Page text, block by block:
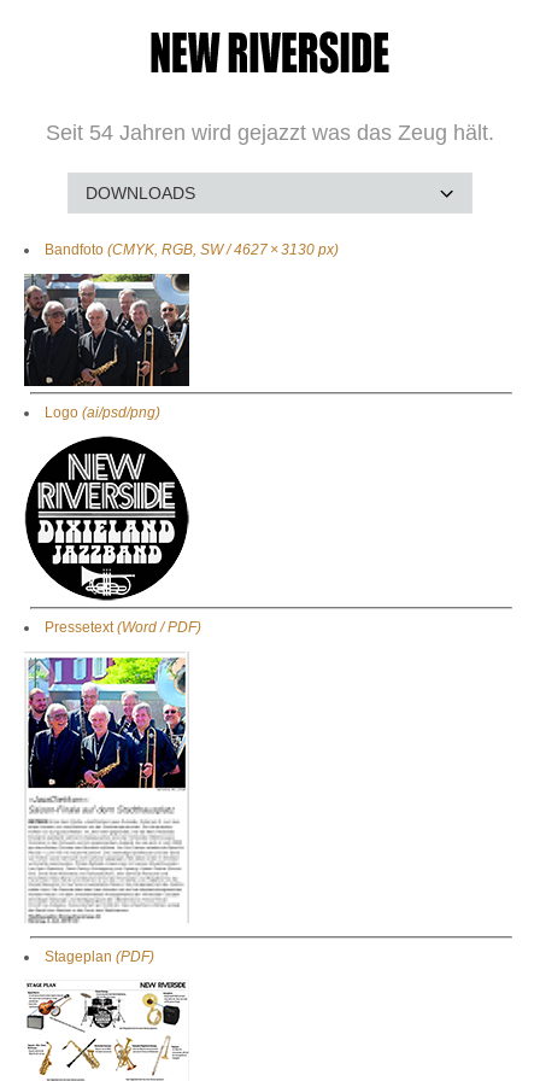
Seit 54 Jahren wird gejazzt was das Zeug hält.
Bandfoto (CMYK, RGB, SW / 4627 × 3130 px)
Logo (ai/psd/png)
Pressetext(Word / PDF)
Stageplan (PDF)